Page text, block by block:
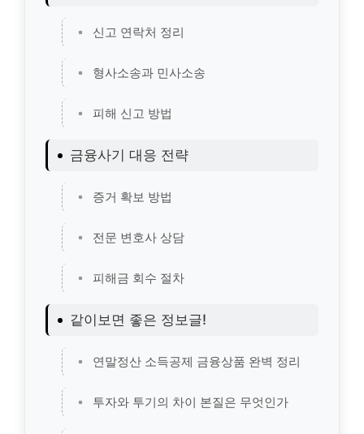
신고 연락처 정리
형사소송과 민사소송
피해 신고 방법
금융사기 대응 전략
증거 확보 방법
전문 변호사 상담
피해금 회수 절차
같이보면 좋은 정보글!
연말정산 소득공제 금융상품 완벽 정리
투자와 투기의 차이 본질은 무엇인가